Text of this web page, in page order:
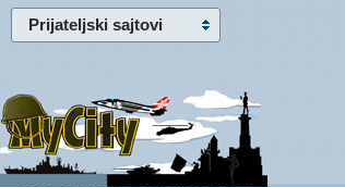
Prijateljski sajtovi